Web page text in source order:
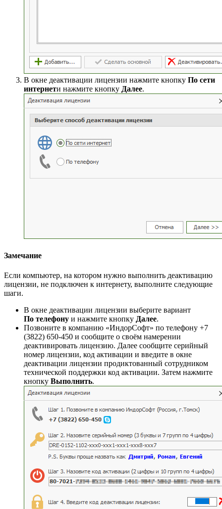
В окне деактивации лицензии нажмите кнопку По сети
интернети нажмите кнопку Далее.
Замечание
Если компьютер, на котором нужно выполнить деактивацию
лицензии, не подключен к интернету, выполните следующие
шаги.
В окне деактивации лицензии выберите вариант
По телефону и нажмите кнопку Далее.
Позвоните в компанию «ИндорСофт» по телефону +7
(3822) 650-450 и сообщите о своём намерении
деактивировать лицензию. Далее сообщите серийный
номер лицензии, код активации и введите в окне
деактивации лицензии продиктованный сотрудником
технической поддержки код активации. Затем нажмите
кнопку Выполнить.